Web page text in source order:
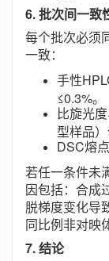
6. 批次间一致
每个批次必须
一致：
手性
≤0.3%。
比旋光
型样品）
DSC熔
若任一条件未
因包括：合成
脱梯度变化导
同比例非对映
7. 结论